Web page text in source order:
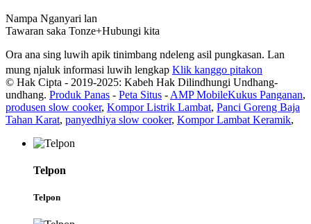
Nampa Nganyari lan
Tawaran saka Tonze+Hubungi kita
Ora ana sing luwih apik tinimbang ndeleng asil pungkasan. Lan
mung njaluk informasi luwih lengkap Klik kanggo pitakon
© Hak Cipta - 2019-2025: Kabeh Hak Dilindhungi Undhang-
undhang. Produk Panas - Peta Situs - AMP MobileKukus Panganan,
produsen slow cooker, Kompor Listrik Lambat, Panci Goreng Baja
Tahan Karat, panyedhiya slow cooker, Kompor Lambat Keramik,
Telpon
Telpon